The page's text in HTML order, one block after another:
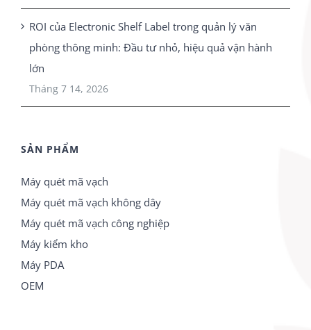
ROI của Electronic Shelf Label trong quản lý văn
phòng thông minh: Đầu tư nhỏ, hiệu quả vận hành
lớn
Tháng 7 14, 2026
SẢN PHẨM
Máy quét mã vạch
Máy quét mã vạch không dây
Máy quét mã vạch công nghiệp
Máy kiểm kho
Máy PDA
OEM